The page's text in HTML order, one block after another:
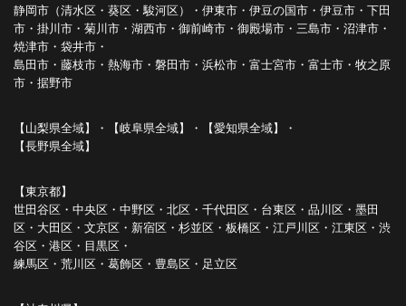
静岡市（清水区・葵区・駿河区）・伊東市・伊豆の国市・伊豆市・下田
市・掛川市・菊川市・湖西市・御前崎市・御殿場市・三島市・沼津市・
焼津市・袋井市・
島田市・藤枝市・熱海市・磐田市・浜松市・富士宮市・富士市・牧之原
市・据野市
【山梨県全域】・【岐阜県全域】・【愛知県全域】・
【長野県全域】
【東京都】
世田谷区・中央区・中野区・北区・千代田区・台東区・品川区・墨田
区・大田区・文京区・新宿区・杉並区・板橋区・江戸川区・江東区・渋
谷区・港区・目黒区・
練馬区・荒川区・葛飾区・豊島区・足立区